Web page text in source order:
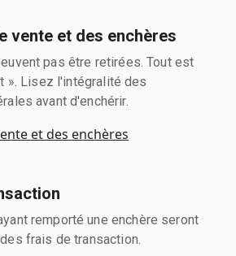
vente et des enchères
pas être retirées. Tout est
». Lisez l'intégralité des
avant d'enchérir.
et des enchères
remporté une enchère seront
frais de transaction.